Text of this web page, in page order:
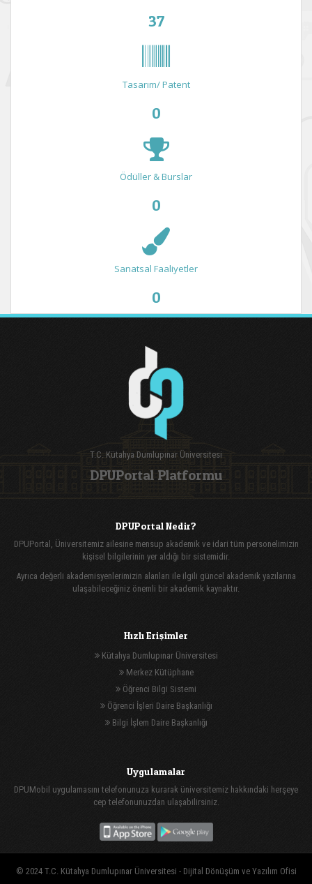
37
Tasarım/ Patent
0
Ödüller & Burslar
0
Sanatsal Faaliyetler
0
T.C. Kütahya Dumlupınar Üniversitesi
DPUPortal Platformu
DPUPortal Nedir?
DPUPortal, Üniversitemiz ailesine mensup akademik ve idari tüm personelimizin
kişisel bilgilerinin yer aldığı bir sistemidir.
Ayrıca değerli akademisyenlerimizin alanları ile ilgili güncel akademik yazılarına
ulaşabileceğiniz önemli bir akademik kaynaktır.
Hızlı Erişimler
Kütahya Dumlupınar Üniversitesi
Merkez Kütüphane
Öğrenci Bilgi Sistemi
Öğrenci İşleri Daire Başkanlığı
Bilgi İşlem Daire Başkanlığı
Uygulamalar
DPUMobil uygulamasını telefonunuza kurarak üniversitemiz hakkındaki herşeye
cep telefonunuzdan ulaşabilirsiniz.
© 2024 T.C. Kütahya Dumlupınar Üniversitesi - Dijital Dönüşüm ve Yazılım Ofisi